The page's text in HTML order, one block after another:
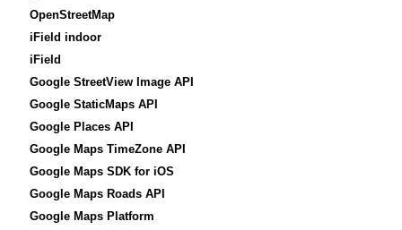
OpenStreetMap
iField indoor
iField
Google StreetView Image API
Google StaticMaps API
Google Places API
Google Maps TimeZone API
Google Maps SDK for iOS
Google Maps Roads API
Google Maps Platform